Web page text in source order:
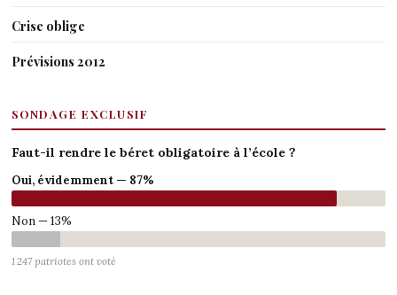
Crise oblige
Prévisions 2012
SONDAGE EXCLUSIF
Faut-il rendre le béret obligatoire à l’école ?
Oui, évidemment — 87%
Non — 13%
1 247 patriotes ont voté